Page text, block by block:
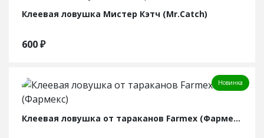
Клеевая ловушка Мистер Кэтч (Mr.Catch)
600₽
Новинка
Клеевая ловушка от тараканов Farmex (Фармекс)